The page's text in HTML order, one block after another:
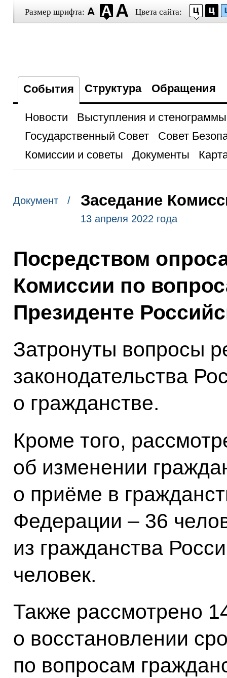
Размер шрифта: Цвета сайта:
События Структура Обращения
Новости
Выступления и стенограммы
Государственный Совет
Совет
Комиссии и советы
Документы
Документ / Заседание
13 апреля 2022 года
Посредством
Комиссии по
Президенте
Затронуты вопросы
законодательства
о гражданстве.
Кроме того,
об изменении
о приёме в
Федерации – 36
из гражданства
человек.
Также рассмотрено
о восстановлении
по вопросам